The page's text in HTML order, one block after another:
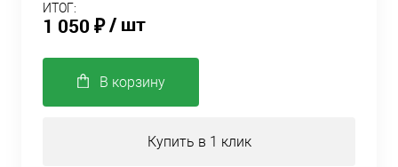
ИТОГ:
1 050 ₽/ шт
В корзину
Купить в 1 клик